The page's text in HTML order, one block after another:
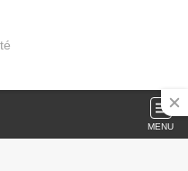
MENU